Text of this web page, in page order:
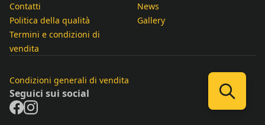
Contatti
Politica della qualità
Termini e condizioni di
vendita
News
Gallery
Condizioni generali di vendita
Seguici sui social